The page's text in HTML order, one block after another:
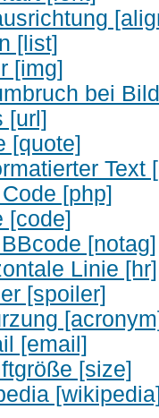
[list]
[img]
bei
[url]
[quote]
Text
[php]
[code]
[notag]
Linie [hr]
[spoiler]
[email]
[size]